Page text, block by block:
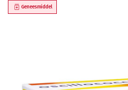
Geneesmiddel